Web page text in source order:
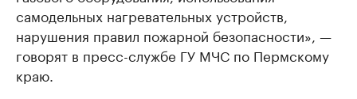
самодельных нагревательных устройств,
нарушения правил пожарной безопасности», —
говорят в пресс-службе ГУ МЧС по Пермскому
краю.